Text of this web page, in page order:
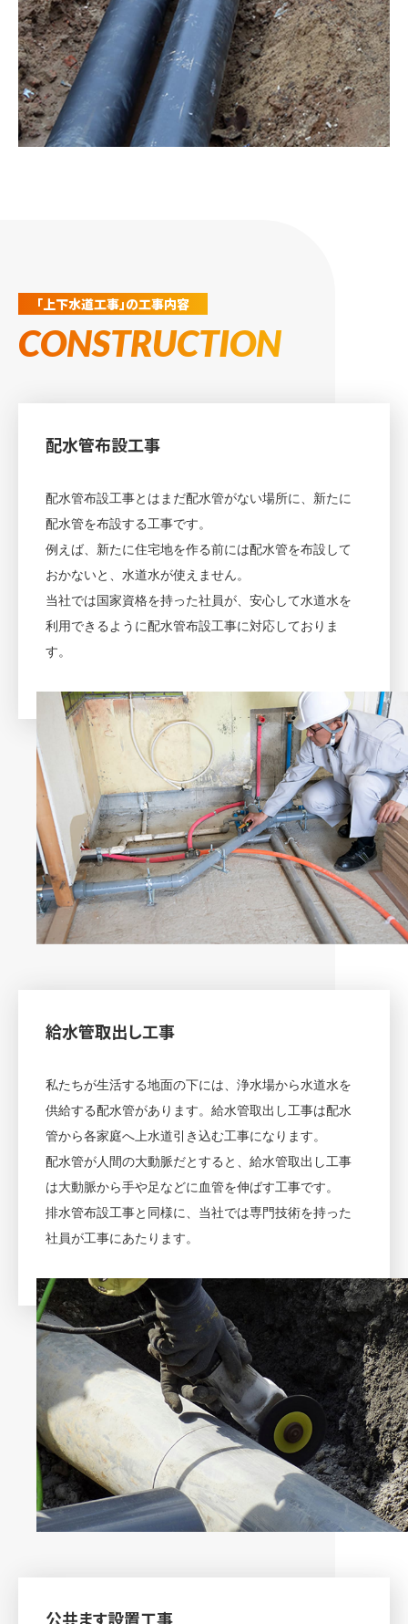
「上下水道工事」の工事内容
CONSTRUCTION
配水管布設工事
配水管布設工事とはまだ配水管がない場所に、新たに
配水管を布設する工事です。
例えば、新たに住宅地を作る前には配水管を布設して
おかないと、水道水が使えません。
当社では国家資格を持った社員が、安心して水道水を
利用できるように配水管布設工事に対応しておりま
す。
給水管取出し工事
私たちが生活する地面の下には、浄水場から水道水を
供給する配水管があります。給水管取出し工事は配水
管から各家庭へ上水道引き込む工事になります。
配水管が人間の大動脈だとすると、給水管取出し工事
は大動脈から手や足などに血管を伸ばす工事です。
排水管布設工事と同様に、当社では専門技術を持った
社員が工事にあたります。
公共ます設置工事